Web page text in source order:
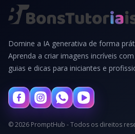
Domine a IA generativa de forma
Aprenda a criar imagens incríveis
guias e dicas para iniciantes e
© 2026 PromptHub - Todos os direitos